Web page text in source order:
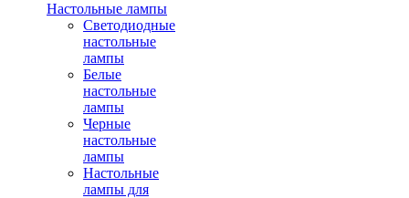
Настольные лампы
Светодиодные
настольные
лампы
Белые
настольные
лампы
Черные
настольные
лампы
Настольные
лампы для